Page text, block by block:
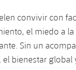
convivir con
el miedo a
Sin un
bienestar